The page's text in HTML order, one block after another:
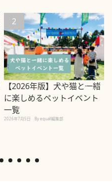
2
【2026年版】犬や猫と一緒
に楽しめるペットイベント
一覧
2026年7月5日 By equall編集部